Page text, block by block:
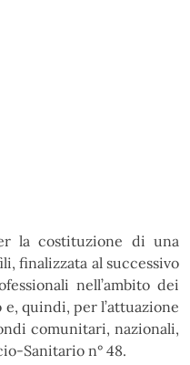
la costituzione di una
finalizzata al successivo
nell’ambito dei
quindi, per l’attuazione
comunitari, nazionali,
Sanitario n° 48.